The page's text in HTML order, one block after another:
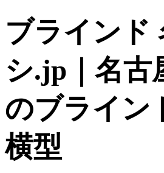
ブラインド
シ.jp｜名
のブライ
横型